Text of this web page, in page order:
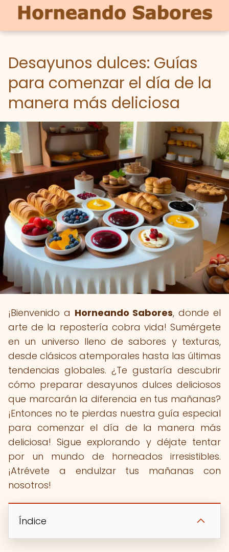
Desayunos dulces: Guías
para comenzar el día de la
manera más deliciosa
¡Bienvenido a Horneando Sabores, donde el
arte de la repostería cobra vida! Sumérgete
en un universo lleno de sabores y texturas,
desde clásicos atemporales hasta las últimas
tendencias globales. ¿Te gustaría descubrir
cómo preparar desayunos dulces deliciosos
que marcarán la diferencia en tus mañanas?
¡Entonces no te pierdas nuestra guía especial
para comenzar el día de la manera más
deliciosa! Sigue explorando y déjate tentar
por un mundo de horneados irresistibles.
¡Atrévete a endulzar tus mañanas con
nosotros!
Índice